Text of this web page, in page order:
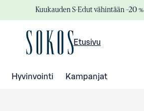
Kuukauden S-Edut vähintään –20 %
Etusivu
Hyvinvointi Kampanjat